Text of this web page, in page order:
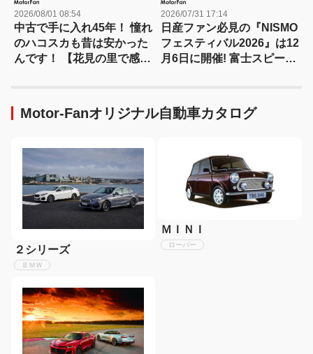
2026/08/01 08:54
中古で手に入れ45年！ 憧れ
のハコスカも昔は安かった
んです！ 【花見の里で感謝
2026/07/31 17:14
日産ファン必見の『NISMO
フェスティバル2026』は12
月6日に開催! 富士スピード
露へ
Motor-Fanオリジナル自動車カタログ
２シリーズ
ＢＭＷ
ＭＩＮＩ
ローバー